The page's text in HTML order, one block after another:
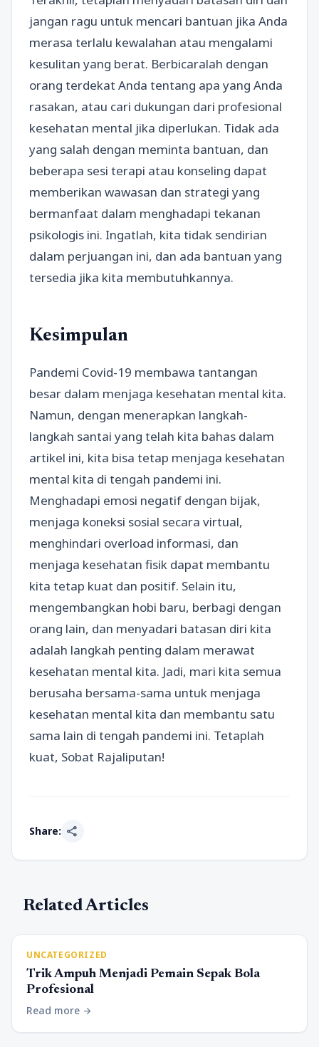
jangan ragu untuk mencari bantuan jika Anda
merasa terlalu kewalahan atau mengalami
kesulitan yang berat. Berbicaralah dengan
orang terdekat Anda tentang apa yang Anda
rasakan, atau cari dukungan dari profesional
kesehatan mental jika diperlukan. Tidak ada
yang salah dengan meminta bantuan, dan
beberapa sesi terapi atau konseling dapat
memberikan wawasan dan strategi yang
bermanfaat dalam menghadapi tekanan
psikologis ini. Ingatlah, kita tidak sendirian
dalam perjuangan ini, dan ada bantuan yang
tersedia jika kita membutuhkannya.
Kesimpulan
Pandemi Covid-19 membawa tantangan
besar dalam menjaga kesehatan mental kita.
Namun, dengan menerapkan langkah-
langkah santai yang telah kita bahas dalam
artikel ini, kita bisa tetap menjaga kesehatan
mental kita di tengah pandemi ini.
Menghadapi emosi negatif dengan bijak,
menjaga koneksi sosial secara virtual,
menghindari overload informasi, dan
menjaga kesehatan fisik dapat membantu
kita tetap kuat dan positif. Selain itu,
mengembangkan hobi baru, berbagi dengan
orang lain, dan menyadari batasan diri kita
adalah langkah penting dalam merawat
kesehatan mental kita. Jadi, mari kita semua
berusaha bersama-sama untuk menjaga
kesehatan mental kita dan membantu satu
sama lain di tengah pandemi ini. Tetaplah
kuat, Sobat Rajaliputan!
Share: share
Related Articles
UNCATEGORIZED
Trik Ampuh Menjadi Pemain Sepak Bola
Profesional
Read more arrow_forward